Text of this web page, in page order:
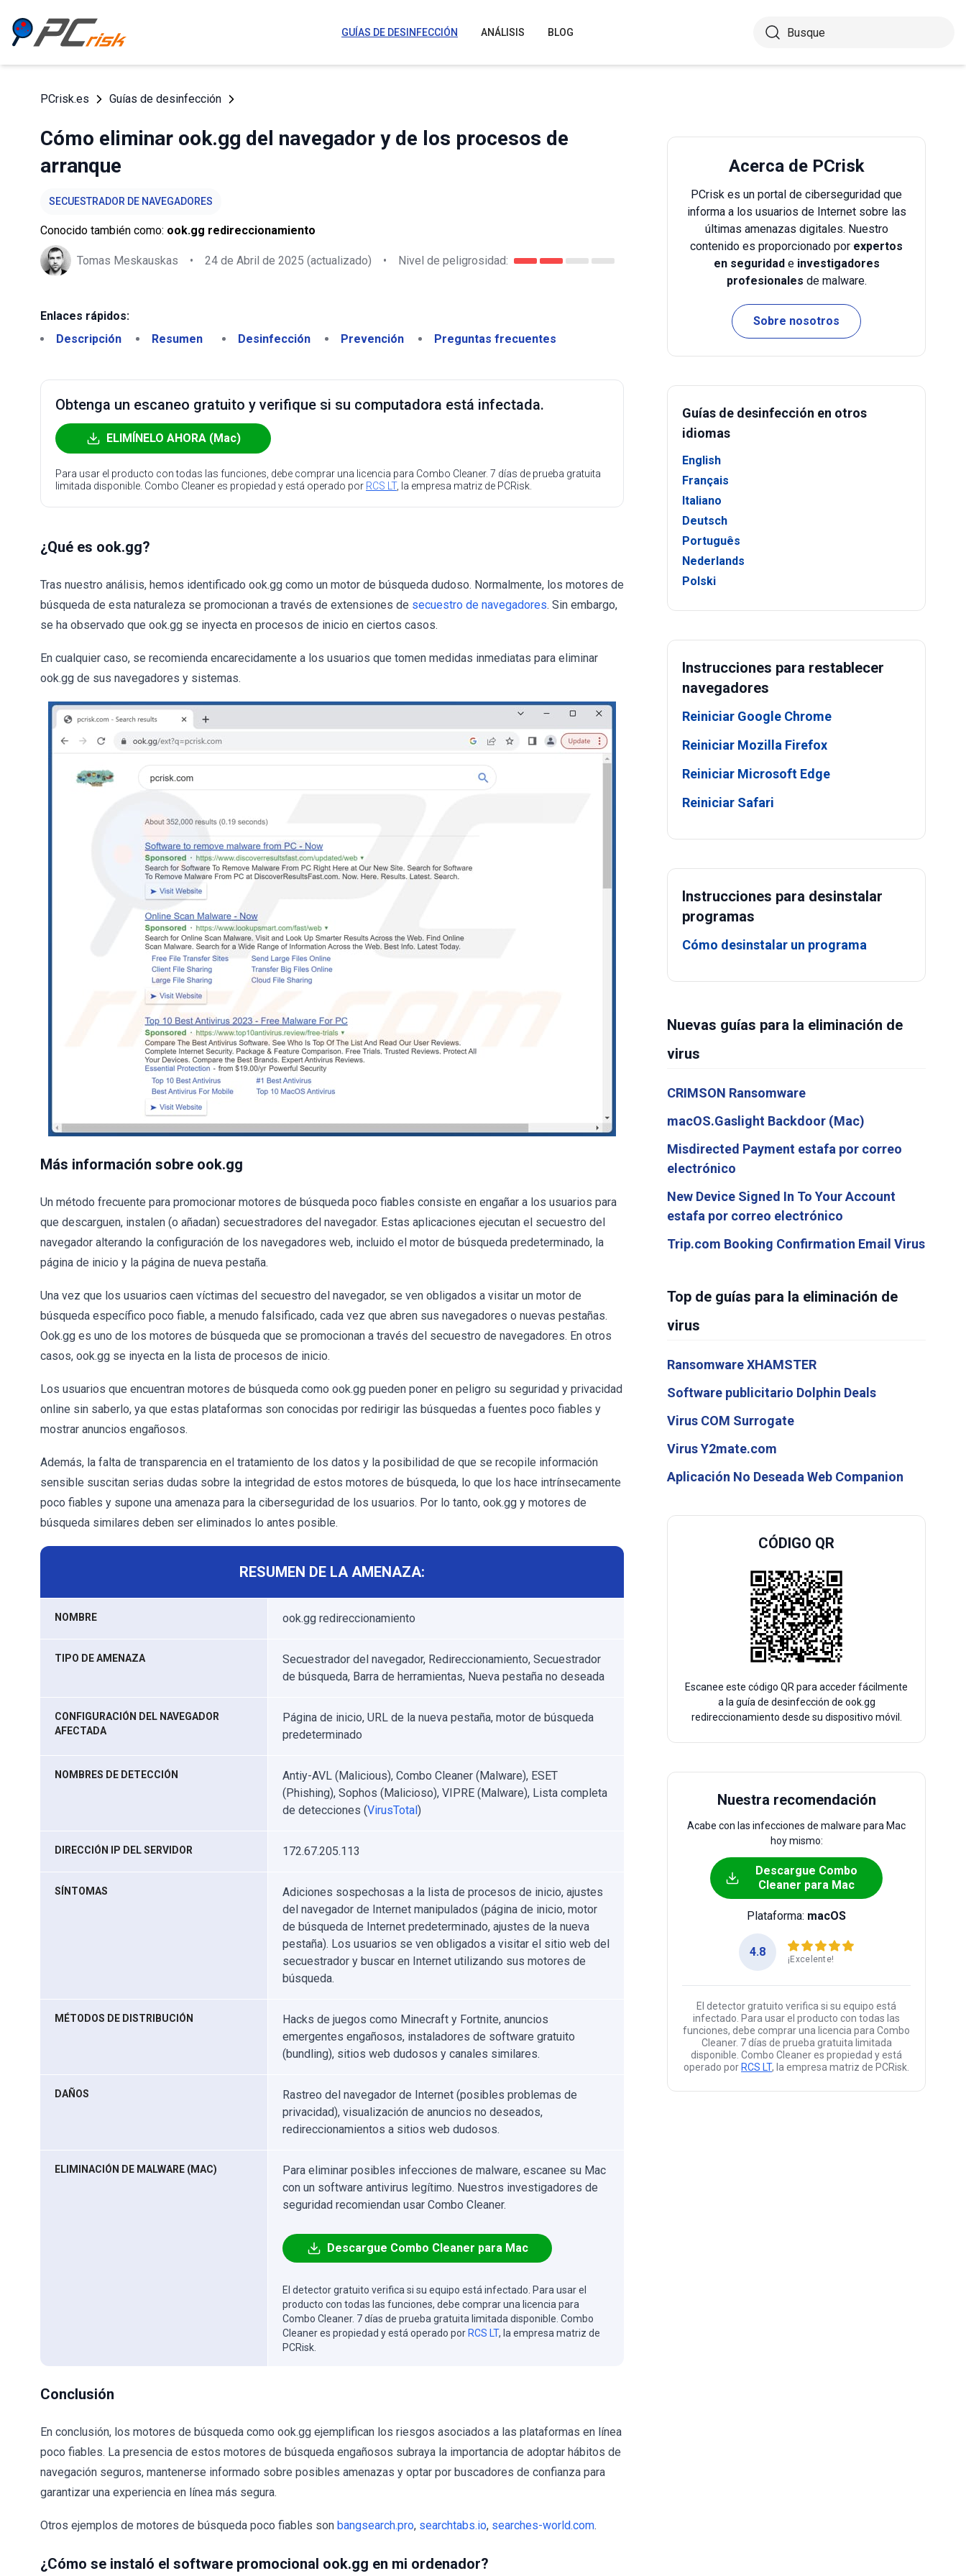
GUÍAS DE DESINFECCIÓN ANÁLISIS BLOG
PCrisk.es Guías de desinfección
Cómo eliminar ook.gg del navegador y de los procesos de
arranque
SECUESTRADOR DE NAVEGADORES
Conocido también como: ook.gg redireccionamiento
Tomas Meskauskas • 24 de Abril de 2025 (actualizado) • Nivel de peligrosidad:
Enlaces rápidos:
Descripción
Resumen Desinfección Prevención Preguntas frecuentes
Obtenga un escaneo gratuito y verifique si su computadora está infectada.
ELIMÍNELO AHORA (Mac)
Para usar el producto con todas las funciones, debe comprar una licencia para Combo Cleaner. 7 días de prueba gratuita
limitada disponible. Combo Cleaner es propiedad y está operado por RCS LT, la empresa matriz de PCRisk.
¿Qué es ook.gg?
Tras nuestro análisis, hemos identificado ook.gg como un motor de búsqueda dudoso. Normalmente, los motores de
búsqueda de esta naturaleza se promocionan a través de extensiones de secuestro de navegadores. Sin embargo,
se ha observado que ook.gg se inyecta en procesos de inicio en ciertos casos.
En cualquier caso, se recomienda encarecidamente a los usuarios que tomen medidas inmediatas para eliminar
ook.gg de sus navegadores y sistemas.
Más información sobre ook.gg
Un método frecuente para promocionar motores de búsqueda poco fiables consiste en engañar a los usuarios para
que descarguen, instalen (o añadan) secuestradores del navegador. Estas aplicaciones ejecutan el secuestro del
navegador alterando la configuración de los navegadores web, incluido el motor de búsqueda predeterminado, la
página de inicio y la página de nueva pestaña.
Una vez que los usuarios caen víctimas del secuestro del navegador, se ven obligados a visitar un motor de
búsqueda específico poco fiable, a menudo falsificado, cada vez que abren sus navegadores o nuevas pestañas.
Ook.gg es uno de los motores de búsqueda que se promocionan a través del secuestro de navegadores. En otros
casos, ook.gg se inyecta en la lista de procesos de inicio.
Los usuarios que encuentran motores de búsqueda como ook.gg pueden poner en peligro su seguridad y privacidad
online sin saberlo, ya que estas plataformas son conocidas por redirigir las búsquedas a fuentes poco fiables y
mostrar anuncios engañosos.
Además, la falta de transparencia en el tratamiento de los datos y la posibilidad de que se recopile información
sensible suscitan serias dudas sobre la integridad de estos motores de búsqueda, lo que los hace intrínsecamente
poco fiables y supone una amenaza para la ciberseguridad de los usuarios. Por lo tanto, ook.gg y motores de
búsqueda similares deben ser eliminados lo antes posible.
RESUMEN DE LA AMENAZA:
NOMBRE ook.gg redireccionamiento
TIPO DE AMENAZA
Secuestrador del navegador, Redireccionamiento, Secuestrador
de búsqueda, Barra de herramientas, Nueva pestaña no deseada
CONFIGURACIÓN DEL NAVEGADOR
AFECTADA
Página de inicio, URL de la nueva pestaña, motor de búsqueda
predeterminado
NOMBRES DE DETECCIÓN
Antiy-AVL (Malicious), Combo Cleaner (Malware), ESET
(Phishing), Sophos (Malicioso), VIPRE (Malware), Lista completa
de detecciones (VirusTotal)
DIRECCIÓN IP DEL SERVIDOR 172.67.205.113
SÍNTOMAS
Adiciones sospechosas a la lista de procesos de inicio, ajustes
del navegador de Internet manipulados (página de inicio, motor
de búsqueda de Internet predeterminado, ajustes de la nueva
pestaña). Los usuarios se ven obligados a visitar el sitio web del
secuestrador y buscar en Internet utilizando sus motores de
búsqueda.
MÉTODOS DE DISTRIBUCIÓN
Hacks de juegos como Minecraft y Fortnite, anuncios
emergentes engañosos, instaladores de software gratuito
(bundling), sitios web dudosos y canales similares.
DAÑOS
Rastreo del navegador de Internet (posibles problemas de
privacidad), visualización de anuncios no deseados,
redireccionamientos a sitios web dudosos.
ELIMINACIÓN DE MALWARE (MAC)
Para eliminar posibles infecciones de malware, escanee su Mac
con un software antivirus legítimo. Nuestros investigadores de
seguridad recomiendan usar Combo Cleaner.
Descargue Combo Cleaner para Mac
El detector gratuito verifica si su equipo está infectado. Para usar el
producto con todas las funciones, debe comprar una licencia para
Combo Cleaner. 7 días de prueba gratuita limitada disponible. Combo
Cleaner es propiedad y está operado por RCS LT, la empresa matriz de
PCRisk.
Conclusión
En conclusión, los motores de búsqueda como ook.gg ejemplifican los riesgos asociados a las plataformas en línea
poco fiables. La presencia de estos motores de búsqueda engañosos subraya la importancia de adoptar hábitos de
navegación seguros, mantenerse informado sobre posibles amenazas y optar por buscadores de confianza para
garantizar una experiencia en línea más segura.
Otros ejemplos de motores de búsqueda poco fiables son bangsearch.pro, searchtabs.io, searches-world.com.
¿Cómo se instaló el software promocional ook.gg en mi ordenador?
Acerca de PCrisk
PCrisk es un portal de ciberseguridad que
informa a los usuarios de Internet sobre las
últimas amenazas digitales. Nuestro
contenido es proporcionado por expertos
en seguridade investigadores
profesionales de malware.
Sobre nosotros
Guías de desinfección en otros
idiomas
English
Français
Italiano
Deutsch
Português
Nederlands
Polski
Instrucciones para restablecer
navegadores
Reiniciar Google Chrome
Reiniciar Mozilla Firefox
Reiniciar Microsoft Edge
Reiniciar Safari
Instrucciones para desinstalar
programas
Cómo desinstalar un programa
Nuevas guías para la eliminación de
virus
CRIMSON Ransomware
macOS.Gaslight Backdoor (Mac)
Misdirected Payment estafa por correo
electrónico
New Device Signed In To Your Account
estafa por correo electrónico
Trip.com Booking Confirmation Email Virus
Top de guías para la eliminación de
virus
Ransomware XHAMSTER
Software publicitario Dolphin Deals
Virus COM Surrogate
Virus Y2mate.com
Aplicación No Deseada Web Companion
CÓDIGO QR
Escanee este código QR para acceder fácilmente
a la guía de desinfección de ook.gg
redireccionamiento desde su dispositivo móvil.
Nuestra recomendación
Acabe con las infecciones de malware para Mac
hoy mismo:
Descargue Combo
Cleaner para Mac
Plataforma: macOS
4.8
¡Excelente!
El detector gratuito verifica si su equipo está
infectado. Para usar el producto con todas las
funciones, debe comprar una licencia para Combo
Cleaner. 7 días de prueba gratuita limitada
disponible. Combo Cleaner es propiedad y está
operado por RCS LT, la empresa matriz de PCRisk.